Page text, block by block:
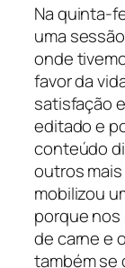
Na quinta-
uma
onde
favor da
satisfação
editado e
conteúdo
outros
mobilizou
porque
de carne e
também se